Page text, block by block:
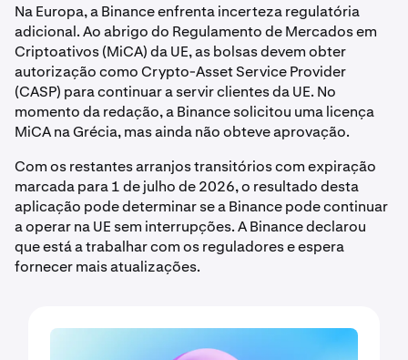
Na Europa, a Binance enfrenta incerteza regulatória
adicional. Ao abrigo do Regulamento de Mercados em
Criptoativos (MiCA) da UE, as bolsas devem obter
autorização como Crypto-Asset Service Provider
(CASP) para continuar a servir clientes da UE. No
momento da redação, a Binance solicitou uma licença
MiCA na Grécia, mas ainda não obteve aprovação.
Com os restantes arranjos transitórios com expiração
marcada para 1 de julho de 2026, o resultado desta
aplicação pode determinar se a Binance pode continuar
a operar na UE sem interrupções. A Binance declarou
que está a trabalhar com os reguladores e espera
fornecer mais atualizações.